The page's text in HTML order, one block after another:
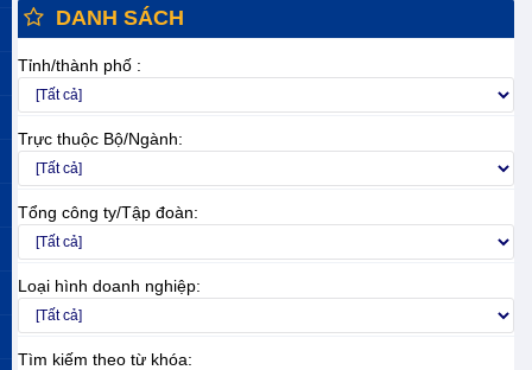
DANH SÁCH
Tỉnh/thành phố :
Trực thuộc Bộ/Ngành:
Tổng công ty/Tập đoàn:
Loại hình doanh nghiệp:
Tìm kiếm theo từ khóa: